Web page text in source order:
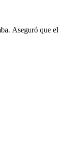
Aseguró que el